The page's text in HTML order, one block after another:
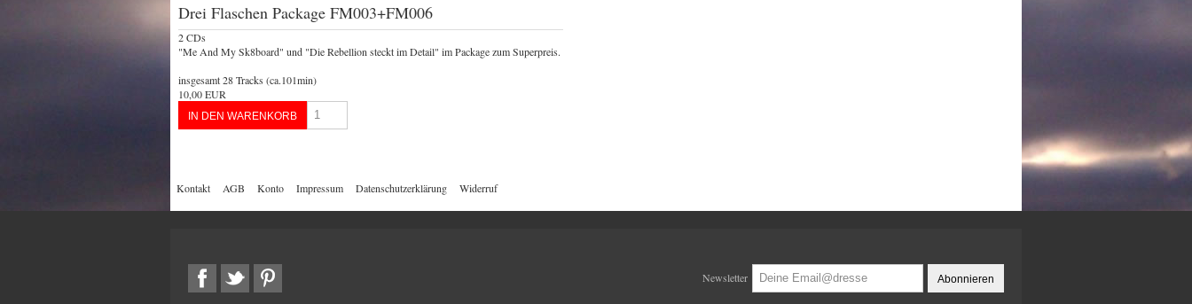
Drei Flaschen Package FM003+FM006
2 CDs
"Me And My Sk8board" und "Die Rebellion steckt im Detail" im Package zum Superpreis.
insgesamt 28 Tracks (ca.101min)
10,00 EUR
Kontakt AGB Konto Impressum Datenschutzerklärung Widerruf
Newsletter